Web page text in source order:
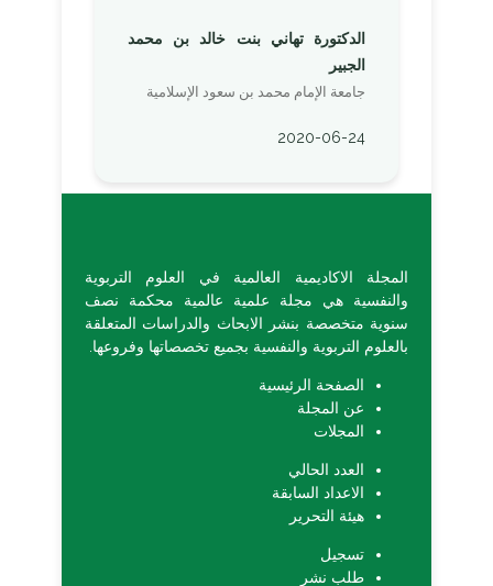
الدكتورة تهاني بنت خالد بن محمد
الجبير
جامعة الإمام محمد بن سعود الإسلامية
2020-06-24
المجلة الاكاديمية العالمية في العلوم التربوية
والنفسية هي مجلة علمية عالمية محكمة نصف
سنوية متخصصة بنشر الابحاث والدراسات المتعلقة
بالعلوم التربوية والنفسية بجميع تخصصاتها وفروعها.
الصفحة الرئيسية
عن المجلة
المجلات
العدد الحالي
الاعداد السابقة
هيئة التحرير
تسجيل
طلب نشر